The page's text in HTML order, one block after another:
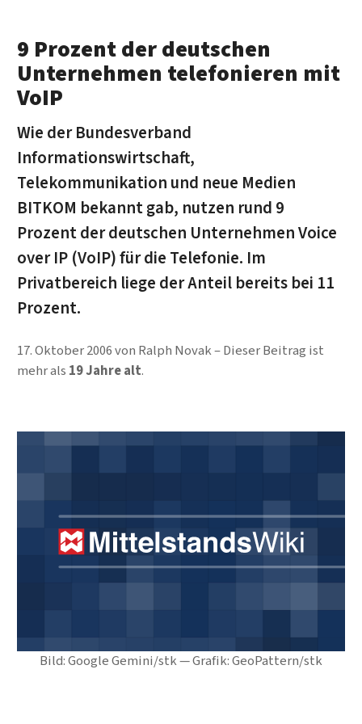
Bild: Google Gemini/stk — Grafik: GeoPattern/stk
9 Prozent der deutschen
Unternehmen telefonieren mit
VoIP
Wie der Bundesverband
Informationswirtschaft,
Telekommunikation und neue Medien
BITKOM bekannt gab, nutzen rund 9
Prozent der deutschen Unternehmen Voice
over IP (VoIP) für die Telefonie. Im
Privatbereich liege der Anteil bereits bei 11
Prozent.
17. Oktober 2006von Ralph Novak
Dieser Beitrag ist
mehr als 19 Jahre alt.